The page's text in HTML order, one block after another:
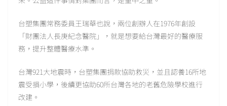
台塑集團常務委員王瑞華也說，兩位創辦人在1976年創設
「財團法人長庚紀念醫院」，就是想要給台灣最好的醫療服
務，提升整體醫療水準。
台灣921大地震時，台塑集團捐款協助救災，並且認養16所地
震受損小學，後續更協助60所台灣各地的老舊危險學校進行
改建。